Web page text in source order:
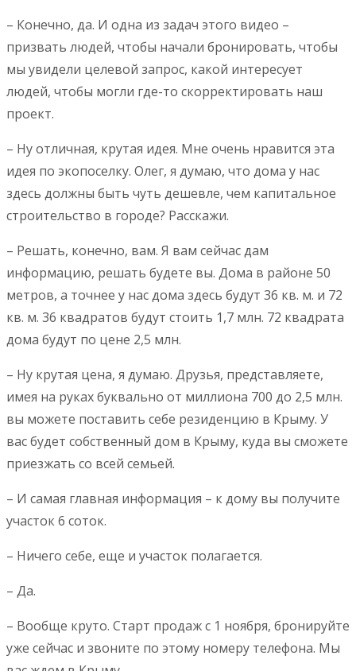
– Конечно, да. И одна из задач этого видео –
призвать людей, чтобы начали бронировать, чтобы
мы увидели целевой запрос, какой интересует
людей, чтобы могли где-то скорректировать наш
проект.
– Ну отличная, крутая идея. Мне очень нравится эта
идея по экопоселку. Олег, я думаю, что дома у нас
здесь должны быть чуть дешевле, чем капитальное
строительство в городе? Расскажи.
– Решать, конечно, вам. Я вам сейчас дам
информацию, решать будете вы. Дома в районе 50
метров, а точнее у нас дома здесь будут 36 кв. м. и 72
кв. м. 36 квадратов будут стоить 1,7 млн. 72 квадрата
дома будут по цене 2,5 млн.
– Ну крутая цена, я думаю. Друзья, представляете,
имея на руках буквально от миллиона 700 до 2,5 млн.
вы можете поставить себе резиденцию в Крыму. У
вас будет собственный дом в Крыму, куда вы сможете
приезжать со всей семьей.
– И самая главная информация – к дому вы получите
участок 6 соток.
– Ничего себе, еще и участок полагается.
– Да.
– Вообще круто. Старт продаж с 1 ноября, бронируйте
уже сейчас и звоните по этому номеру телефона. Мы